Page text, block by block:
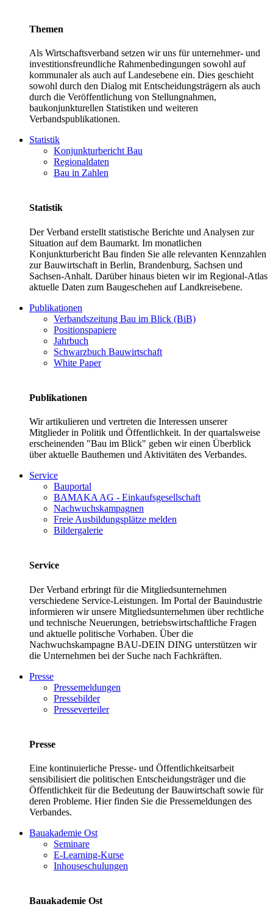
Themen
Als Wirtschaftsverband setzen wir uns für unternehmer- und
investitionsfreundliche Rahmenbedingungen sowohl auf
kommunaler als auch auf Landesebene ein. Dies geschieht
sowohl durch den Dialog mit Entscheidungsträgern als auch
durch die Veröffentlichung von Stellungnahmen,
baukonjunkturellen Statistiken und weiteren
Verbandspublikationen.
Statistik
Konjunkturbericht Bau
Regionaldaten
Bau in Zahlen
Statistik
Der Verband erstellt statistische Berichte und Analysen zur
Situation auf dem Baumarkt. Im monatlichen
Konjunkturbericht Bau finden Sie alle relevanten Kennzahlen
zur Bauwirtschaft in Berlin, Brandenburg, Sachsen und
Sachsen-Anhalt. Darüber hinaus bieten wir im Regional-Atlas
aktuelle Daten zum Baugeschehen auf Landkreisebene.
Publikationen
Verbandszeitung Bau im Blick (BiB)
Positionspapiere
Jahrbuch
Schwarzbuch Bauwirtschaft
White Paper
Publikationen
Wir artikulieren und vertreten die Interessen unserer
Mitglieder in Politik und Öffentlichkeit. In der quartalsweise
erscheinenden "Bau im Blick" geben wir einen Überblick
über aktuelle Bauthemen und Aktivitäten des Verbandes.
Service
Bauportal
BAMAKA AG - Einkaufsgesellschaft
Nachwuchskampagnen
Freie Ausbildungsplätze melden
Bildergalerie
Service
Der Verband erbringt für die Mitgliedsunternehmen
verschiedene Service-Leistungen. Im Portal der Bauindustrie
informieren wir unsere Mitgliedsunternehmen über rechtliche
und technische Neuerungen, betriebswirtschaftliche Fragen
und aktuelle politische Vorhaben. Über die
Nachwuchskampagne BAU-DEIN DING unterstützen wir
die Unternehmen bei der Suche nach Fachkräften.
Presse
Pressemeldungen
Pressebilder
Presseverteiler
Presse
Eine kontinuierliche Presse- und Öffentlichkeitsarbeit
sensibilisiert die politischen Entscheidungsträger und die
Öffentlichkeit für die Bedeutung der Bauwirtschaft sowie für
deren Probleme. Hier finden Sie die Pressemeldungen des
Verbandes.
Bauakademie Ost
Seminare
E-Learning-Kurse
Inhouseschulungen
Bauakademie Ost